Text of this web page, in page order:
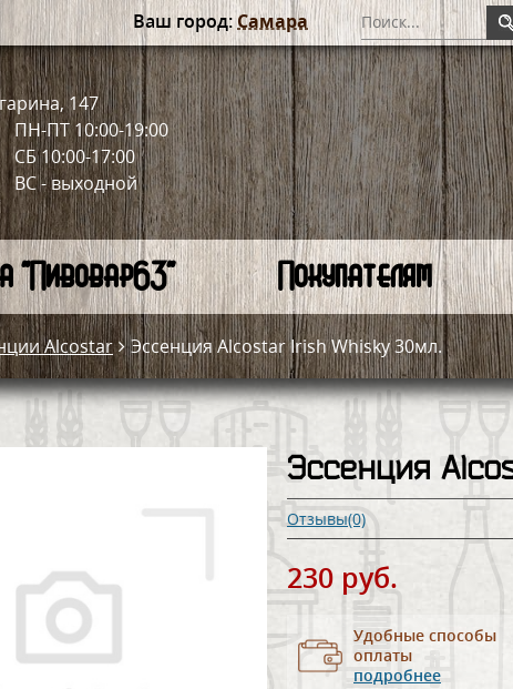
Ваш город: Самара
147
ПН-ПТ 10:00-19:00
СБ 10:00-17:00
ВС - выходной
"Пивовар63" Покупателям
Alcostar Эссенция Alcostar Irish Whisky 30мл.
Эссенция
Отзывы(0)
230 руб.
Удобные способы
оплаты
подробнее